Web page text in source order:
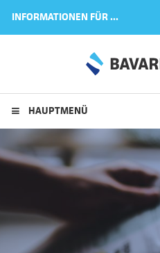
INFORMATIONEN FÜR ...
HAUPTMENÜ